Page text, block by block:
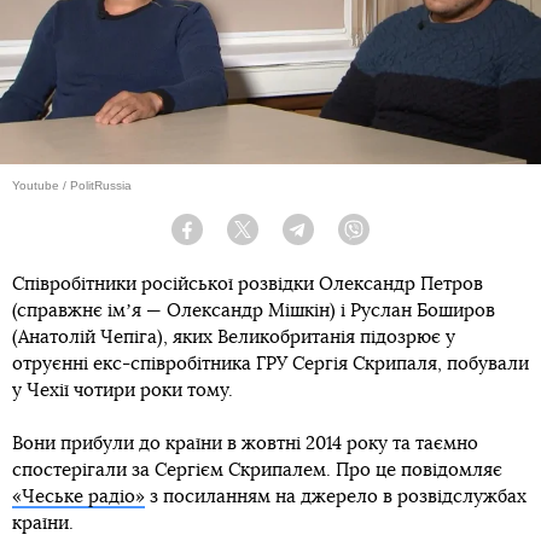
Youtube / PolitRussia
Facebook Twitter Telegram
Співробітники російської розвідки Олександр Петров
(справжнє імʼя — Олександр Мішкін) і Руслан Боширов
(Анатолій Чепіга), яких Великобританія підозрює у
отруєнні екс-співробітника ГРУ Сергія Скрипаля, побували
у Чехії чотири роки тому.
Вони прибули до країни в жовтні 2014 року та таємно
спостерігали за Сергієм Скрипалем. Про це повідомляє
«Чеське радіо» з посиланням на джерело в розвідслужбах
країни.